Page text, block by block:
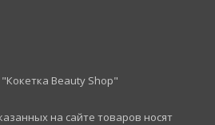
Beauty Shop"
на сайте товаров носят